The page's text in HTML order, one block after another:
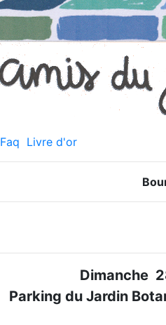
Faq Livre d'or
Dimanche
Parking du Jardin